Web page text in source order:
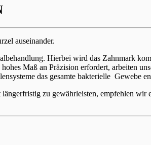
auseinander.
Hierbei wird das Zahnmark
Maß an Präzision erfordert,
das gesamte bakterielle Gewebe
zu gewährleisten, empfehlen wir